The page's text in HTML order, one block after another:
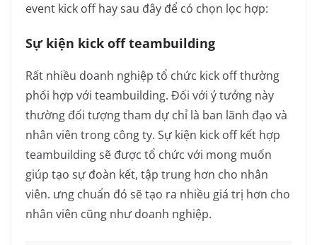
event kick off hay sau đây để có chọn lọc hợp:
Sự kiện kick off teambuilding
Rất nhiều doanh nghiệp tổ chức kick off thường
phối hợp với teambuilding. Đối với ý tưởng này
thường đối tượng tham dự chỉ là ban lãnh đạo và
nhân viên trong công ty. Sự kiện kick off kết hợp
teambuilding sẽ được tổ chức với mong muốn
giúp tạo sự đoàn kết, tập trung hơn cho nhân
viên. ưng chuẩn đó sẽ tạo ra nhiều giá trị hơn cho
nhân viên cũng như doanh nghiệp.